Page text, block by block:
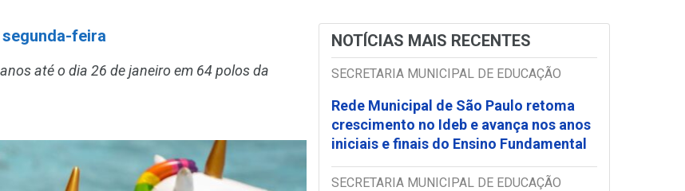
feira
até o dia 26 de janeiro em 64 polos da
NOTÍCIAS MAIS RECENTES
SECRETARIA MUNICIPAL DE EDUCAÇÃO
Rede Municipal de São Paulo retoma
crescimento no Ideb e avança nos anos
iniciais e finais do Ensino Fundamental
SECRETARIA MUNICIPAL DE EDUCAÇÃO